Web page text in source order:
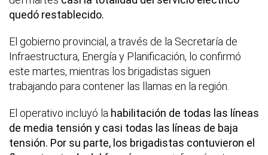
quedó restablecido.
El gobierno provincial, a través de la Secretaría de
Infraestructura, Energía y Planificación, lo confirmó
este martes, mientras los brigadistas siguen
trabajando para contener las llamas en la región.
El operativo incluyó la habilitación de todas las líneas
de media tensión y casi todas las líneas de baja
tensión. Por su parte, los brigadistas contuvieron el